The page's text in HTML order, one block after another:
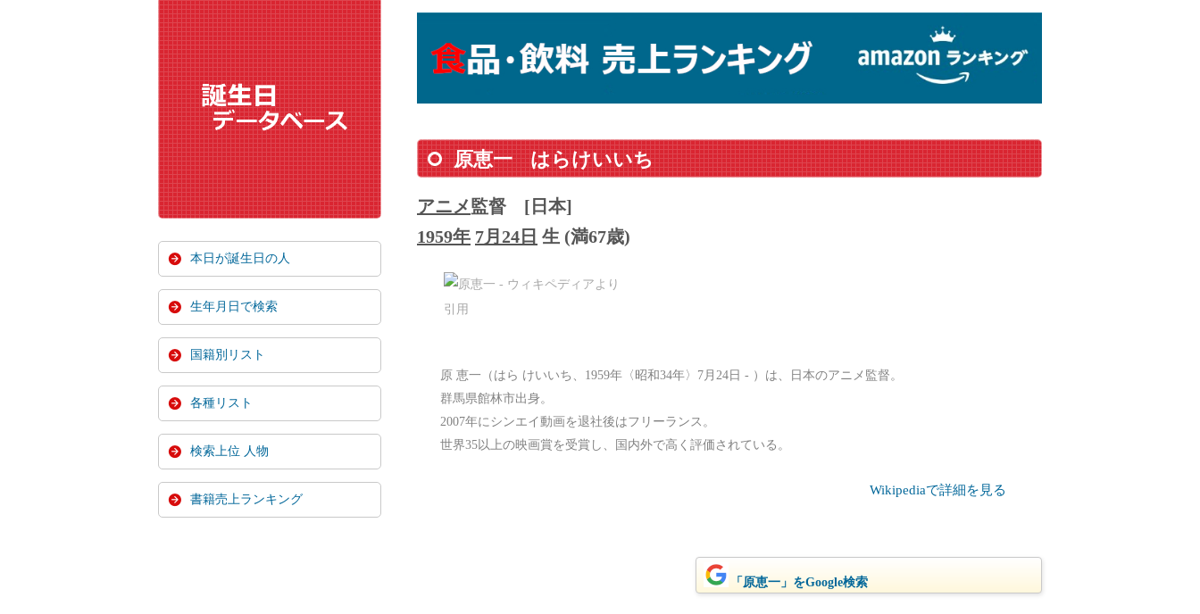
原恵一 はらけいいち
アニメ監督
[日本]
1959年 7月24日 生 (満67歳)
原 恵一（はら けいいち、1959年〈昭和34年〉7月24日 - ）は、日本のアニメ監督。
群馬県館林市出身。
2007年にシンエイ動画を退社後はフリーランス。
世界35以上の映画賞を受賞し、国内外で高く評価されている。
Wikipediaで詳細を見る
「原恵一」をGoogle検索
本日が誕生日の人
生年月日で検索
国籍別リスト
各種リスト
検索上位 人物
書籍売上ランキング